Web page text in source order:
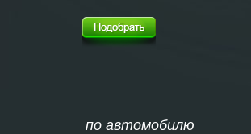
по автомобилю